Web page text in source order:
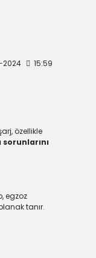
2024 15:59
özellikle
egzoz
tanır.